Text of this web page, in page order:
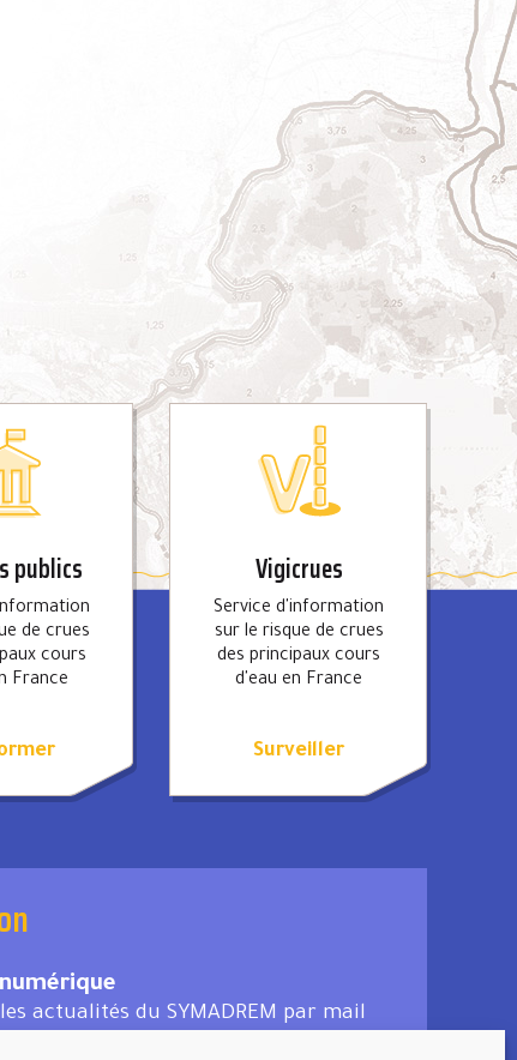
publics
de crues
cours
France
Vigicrues
Service d'information
sur le risque de crues
des principaux cours
d'eau en France
Surveiller
actualités du SYMADREM par mail